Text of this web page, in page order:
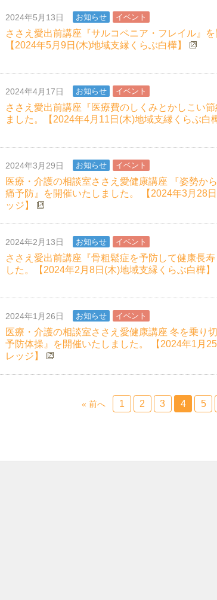
2024年5月13日 お知らせ イベント
ささえ愛出前講座『サルコペニア・フレイル』
【2024年5月9日(木)地域支縁くらぶ白樺】
2024年4月17日 お知らせ イベント
ささえ愛出前講座『医療費のしくみとかしこい
ました。【2024年4月11日(木)地域支縁くらぶ白
2024年3月29日 お知らせ イベント
医療・介護の相談室ささえ愛健康講座 『姿勢か
痛予防』を開催いたしました。 【2024年3月28
ッジ】
2024年2月13日 お知らせ イベント
ささえ愛出前講座『骨粗鬆症を予防して健康長
した。【2024年2月8日(木)地域支縁くらぶ白樺】
2024年1月26日 お知らせ イベント
医療・介護の相談室ささえ愛健康講座 冬を乗り
予防体操』を開催いたしました。 【2024年1月
レッジ】
« 前へ 1 2 3 4 5